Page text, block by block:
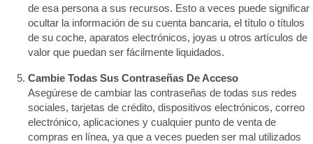
de esa persona a sus recursos. Esto a veces puede significar
ocultar la información de su cuenta bancaria, el título o títulos
de su coche, aparatos electrónicos, joyas u otros artículos de
valor que puedan ser fácilmente liquidados.
Cambie Todas Sus Contraseñas De Acceso
Asegúrese de cambiar las contraseñas de todas sus redes
sociales, tarjetas de crédito, dispositivos electrónicos, correo
electrónico, aplicaciones y cualquier punto de venta de
compras en línea, ya que a veces pueden ser mal utilizados